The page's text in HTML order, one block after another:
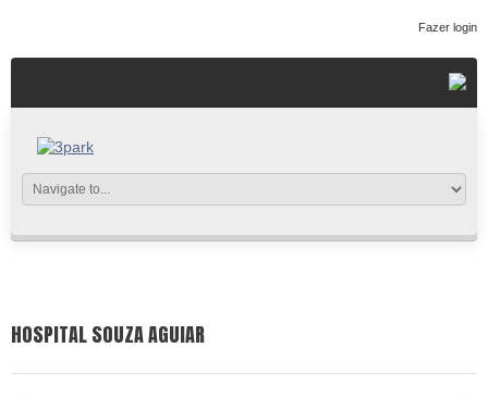
Fazer login
HOSPITAL SOUZA AGUIAR